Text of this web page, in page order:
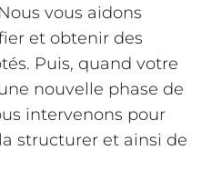
vous aidons
et obtenir des
Puis, quand votre
nouvelle phase de
intervenons pour
structurer et ainsi de